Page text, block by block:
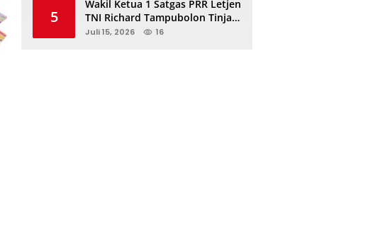
5
Wakil Ketua 1 Satgas PRR Letjen
TNI Richard Tampubolon Tinjau
Padang Sidimpuan dan
Juli 15, 2026 16